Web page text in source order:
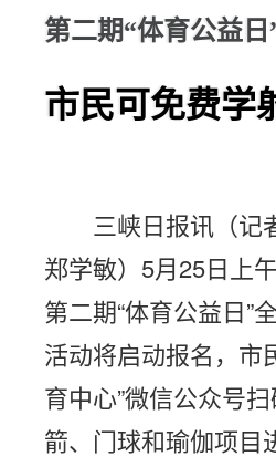
第二期“体育公益
市民可免费学
三峡日报讯（记
郑学敏）5月25日上
第二期“体育公益日”
活动将启动报名，市
育中心”微信公众号
箭、门球和瑜伽项目